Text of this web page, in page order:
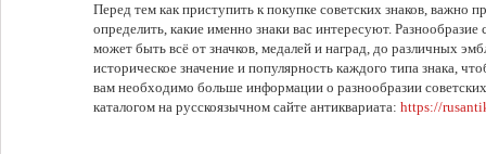
Перед тем как приступить к покупке советских знаков, важно
определить, какие именно знаки вас интересуют. Разнообразие
может быть всё от значков, медалей и наград, до различных
историческое значение и популярность каждого типа знака,
вам необходимо больше информации о разнообразии
каталогом на русскоязычном сайте антиквариата: https://